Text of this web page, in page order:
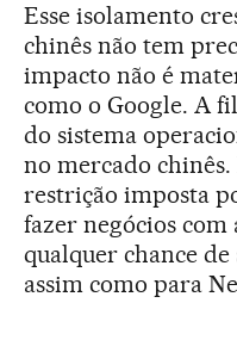
Esse isolamento
chinês não tem
impacto não é
como o Google. A
do sistema
no mercado chinês.
restrição imposta
fazer negócios com
qualquer chance de
assim como para